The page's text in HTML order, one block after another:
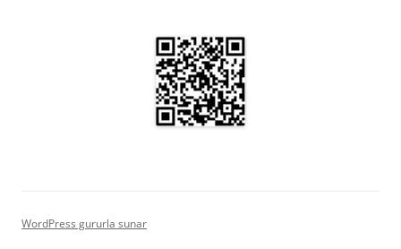
WordPress gururla sunar